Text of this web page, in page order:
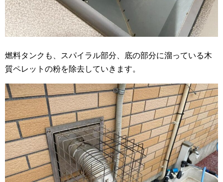
燃料タンクも、スパイラル部分、底の部分に溜っている木
質ペレットの粉を除去していきます。